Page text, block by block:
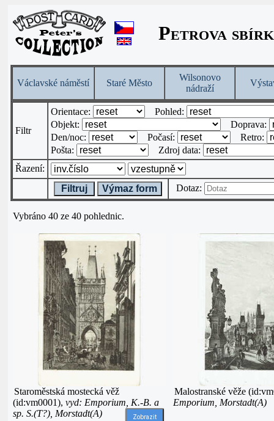
Petrova
Václavské náměstí Staré Město
Wilsonovo
nádraží
Filtr
Orientace:
Pohled:
Objekt:
Doprava:
Den/noc:
Počasí:
Retro:
Pošta:
Zdroj data:
Řazení:
Filtruj
Výmaz form Dotaz:
Vybráno 40 ze 40 pohlednic.
Staroměstská mostecká věž
(id:vm0001), vyd: Emporium, K.-B. a
sp. S.(T?), Morstadt(A)
Zobrazit
Malostranské věže
Emporium, Morstadt(A)